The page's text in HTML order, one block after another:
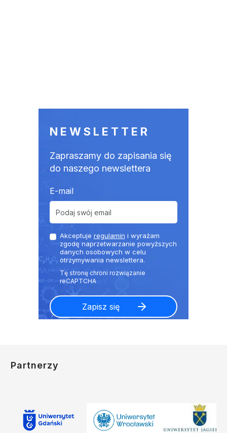
NEWSLETTER
Zapraszamy do zapisania się
do naszego newslettera
E-mail
Akceptuje regulamin i wyrażam
zgodę naprzetwarzanie powyższych
danych osobowych w celu
otrzymywania newslettera.
Partnerzy